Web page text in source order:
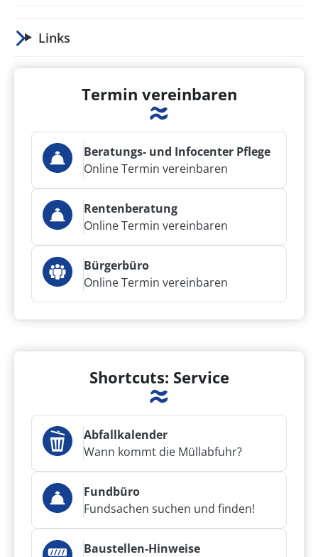
Links
Termin vereinbaren
Beratungs- und Infocenter Pflege
Online Termin vereinbaren
Rentenberatung
Online Termin vereinbaren
Bürgerbüro
Online Termin vereinbaren
Shortcuts: Service
Abfallkalender
Wann kommt die Müllabfuhr?
Fundbüro
Fundsachen suchen und finden!
Baustellen-Hinweise